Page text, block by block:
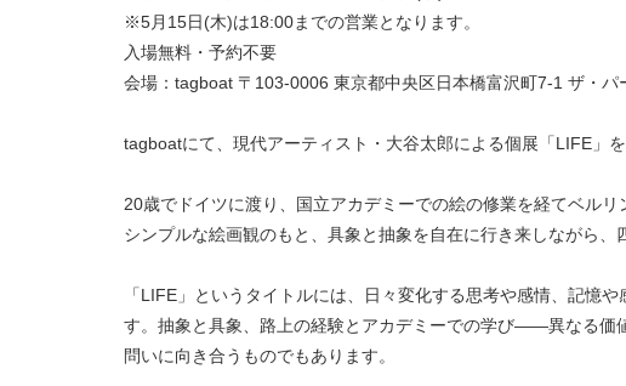
※5月15日(木)は18:00までの営業となります。
入場無料・予約不要
会場：tagboat 〒103-0006 東京都中央区日本橋富沢町7-1 ザ・パ
tagboatにて、現代アーティスト・大谷太郎による個展「LIFE」を
20歳でドイツに渡り、国立アカデミーでの絵の修業を経てベル
シンプルな絵画観のもと、具象と抽象を自在に行き来しながら、
「LIFE」というタイトルには、日々変化する思考や感情、記憶
す。抽象と具象、路上の経験とアカデミーでの学び——異なる価
問いに向き合うものでもあります。